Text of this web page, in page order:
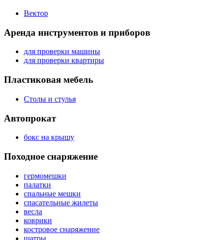
Вектор
Аренда инструментов и приборов
для проверки машины
для проверки квартиры
Пластиковая мебель
Столы и стулья
Автопрокат
бокс на крышу
Походное снаряжение
гермомешки
палатки
спальные мешки
спасательные жилеты
весла
коврики
костровое снаряжение
шатры